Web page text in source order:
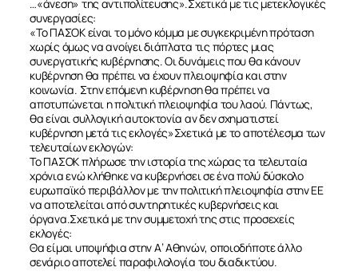
ΣΧΕΤΙΚΑ
…«άνεση» της αντιπολίτευσης».Σχετικά με τις μετεκλογικές
συνεργασίες:
«Το ΠΑΣΟΚ είναι το μόνο κόμμα με συγκεκριμένη πρόταση
χωρίς όμως να ανοίγει διάπλατα τις πόρτες μιας
συνεργατικής κυβέρνησης. Οι δυνάμεις που θα κάνουν
κυβέρνηση θα πρέπει να έχουν πλειοψηφία και στην
κοινωνία. Στην επόμενη κυβέρνηση θα πρέπει να
αποτυπώνεται η πολιτική πλειοψηφία του λαού. Πάντως,
θα είναι συλλογική αυτοκτονία αν δεν σχηματιστεί
κυβέρνηση μετά τις εκλογές»Σχετικά με το αποτέλεσμα των
τελευταίων εκλογών:
Το ΠΑΣΟΚ πλήρωσε την ιστορία της χώρας τα τελευταία
χρόνια ενώ κλήθηκε να κυβερνήσει σε ένα πολύ δύσκολο
ευρωπαϊκό περιβάλλον με την πολιτική πλειοψηφία στην ΕΕ
να αποτελείται από συντηρητικές κυβερνήσεις και
όργανα.Σχετικά με την συμμετοχή της στις προσεχείς
εκλογές:
Θα είμαι υποψήφια στην Α’ Αθηνών, οποιοδήποτε άλλο
σενάριο αποτελεί παραφιλολογία του διαδικτύου.